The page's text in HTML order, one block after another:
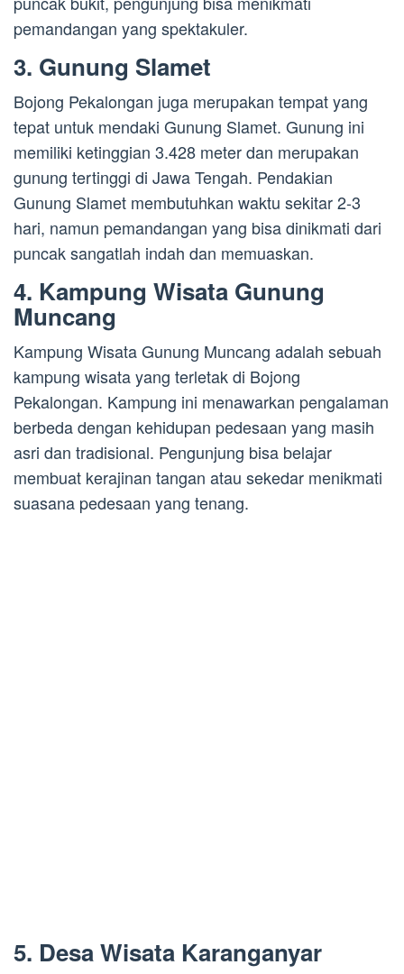
pemandangan yang spektakuler.
3. Gunung Slamet
Bojong Pekalongan juga merupakan tempat yang
tepat untuk mendaki Gunung Slamet. Gunung ini
memiliki ketinggian 3.428 meter dan merupakan
gunung tertinggi di Jawa Tengah. Pendakian
Gunung Slamet membutuhkan waktu sekitar 2-3
hari, namun pemandangan yang bisa dinikmati dari
puncak sangatlah indah dan memuaskan.
4. Kampung Wisata Gunung
Muncang
Kampung Wisata Gunung Muncang adalah sebuah
kampung wisata yang terletak di Bojong
Pekalongan. Kampung ini menawarkan pengalaman
berbeda dengan kehidupan pedesaan yang masih
asri dan tradisional. Pengunjung bisa belajar
membuat kerajinan tangan atau sekedar menikmati
suasana pedesaan yang tenang.
5. Desa Wisata Karanganyar